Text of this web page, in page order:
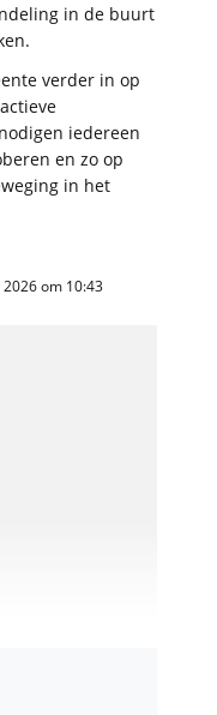
in de buurt
verder in op
iedereen
en zo op
in het
om 10:43